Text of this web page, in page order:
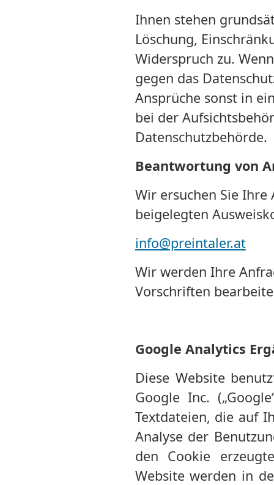
Ihnen stehen
Löschung,
Widerspruch zu.
gegen das
Ansprüche sonst in
bei der
Datenschutzbehörde.
Beantwortung von
Wir ersuchen Sie
beigelegten
info@preintaler.at
Wir werden Ihre
Vorschriften
Google Analytics
Diese Website
Google Inc.
Textdateien, die auf
Analyse der
den Cookie
Website werden in